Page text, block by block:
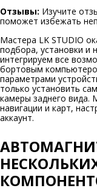
Отзывы: Изучите
поможет избежать
Мастера LK STUDIO
подбора, установки и
интегрируем все
бортовым
параметрами
только установить
камеры заднего вида.
навигации и карт,
аккаунт.